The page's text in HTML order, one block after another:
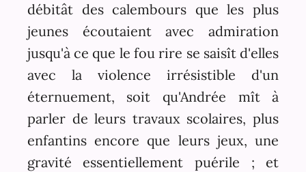
débitât des calembours que les plus
jeunes écoutaient avec admiration
jusqu'à ce que le fou rire se saisît d'elles
avec la violence irrésistible d'un
éternuement, soit qu'Andrée mît à
parler de leurs travaux scolaires, plus
enfantins encore que leurs jeux, une
gravité essentiellement puérile ; et